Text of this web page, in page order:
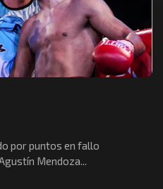
por puntos en fallo
Mendoza...